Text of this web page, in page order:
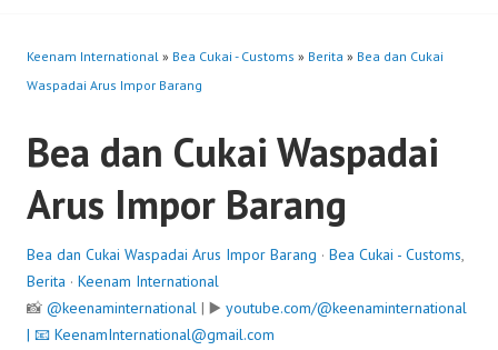
Keenam International » Bea Cukai - Customs » Berita » Bea dan Cukai
Waspadai Arus Impor Barang
Bea dan Cukai Waspadai
Arus Impor Barang
Bea dan Cukai Waspadai Arus Impor Barang · Bea Cukai - Customs,
Berita · Keenam International
📸 @keenaminternational | ▶️ youtube.com/@keenaminternational
| 📧 KeenamInternational@gmail.com